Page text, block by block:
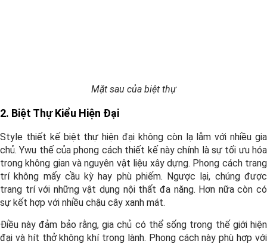
Mặt sau của biệt thự
2. Biệt Thự Kiểu Hiện Đại
Style thiết kế biệt thự hiện đại không còn lạ lẫm với nhiều gia
chủ. Ywu thế của phong cách thiết kế này chính là sự tối ưu hóa
trong không gian và nguyên vật liệu xây dựng. Phong cách trang
trí không mấy cầu kỳ hay phù phiếm. Ngược lại, chúng được
trang trí với những vật dụng nội thất đa năng. Hơn nữa còn có
sự kết hợp với nhiều chậu cây xanh mát.
Điều này đảm bảo rằng, gia chủ có thể sống trong thế giới hiện
đại và hít thở không khí trong lành. Phong cách này phù hợp với